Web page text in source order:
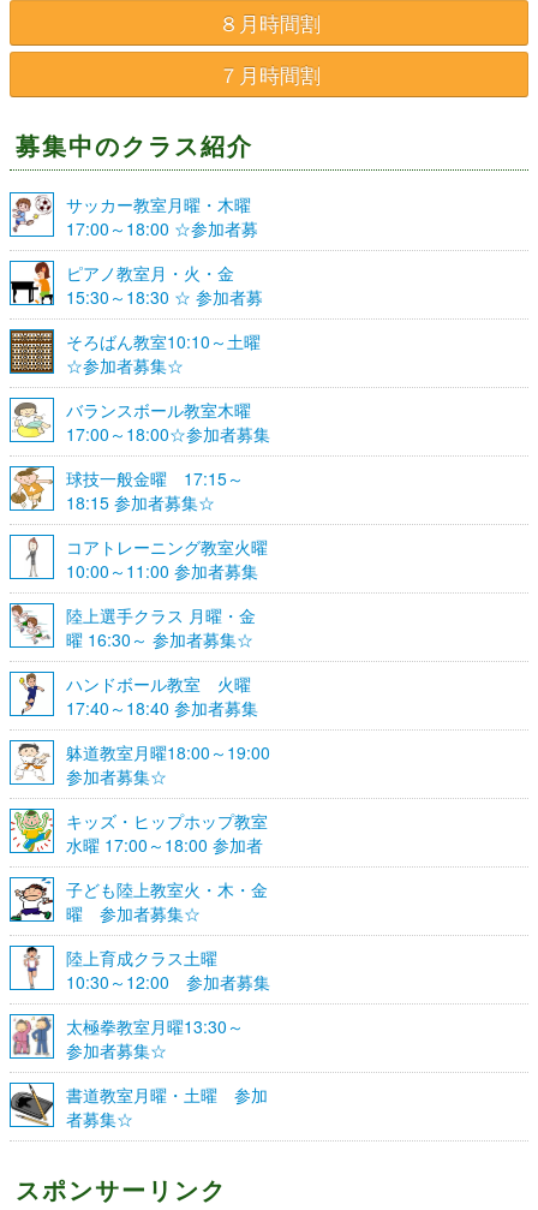
８月時間割
７月時間割
募集中のクラス紹介
サッカー教室月曜・木曜
17:00～18:00 ☆参加者募
集☆
ピアノ教室月・火・金
15:30～18:30 ☆ 参加者募
集☆
そろばん教室10:10～土曜
☆参加者募集☆
バランスボール教室木曜
17:00～18:00☆参加者募集
☆
球技一般金曜 17:15～
18:15 参加者募集☆
コアトレーニング教室火曜
10:00～11:00 参加者募集
陸上選手クラス 月曜・金
曜 16:30～ 参加者募集☆
ハンドボール教室 火曜
17:40～18:40 参加者募集
☆
躰道教室月曜18:00～19:00
参加者募集☆
キッズ・ヒップホップ教室
水曜 17:00～18:00 参加者
募集☆
子ども陸上教室火・木・金
曜 参加者募集☆
陸上育成クラス土曜
10:30～12:00 参加者募集
☆
太極拳教室月曜13:30～
参加者募集☆
書道教室月曜・土曜 参加
者募集☆
スポンサーリンク